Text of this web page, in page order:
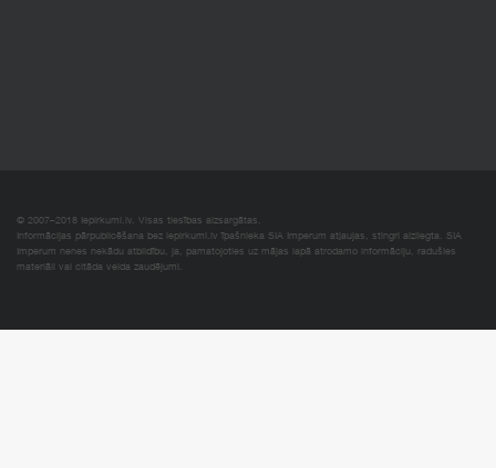
© 2007–2018 Iepirkumi.lv. Visas tiesības aizsargātas.
Informācijas pārpublicēšana bez iepirkumi.lv īpašnieka SIA Imperum atļaujas, stingri aizliegta. SIA
Imperum nenes nekādu atbildību, ja, pamatojoties uz mājas lapā atrodamo informāciju, radušies
materiāli vai citāda veida zaudējumi.